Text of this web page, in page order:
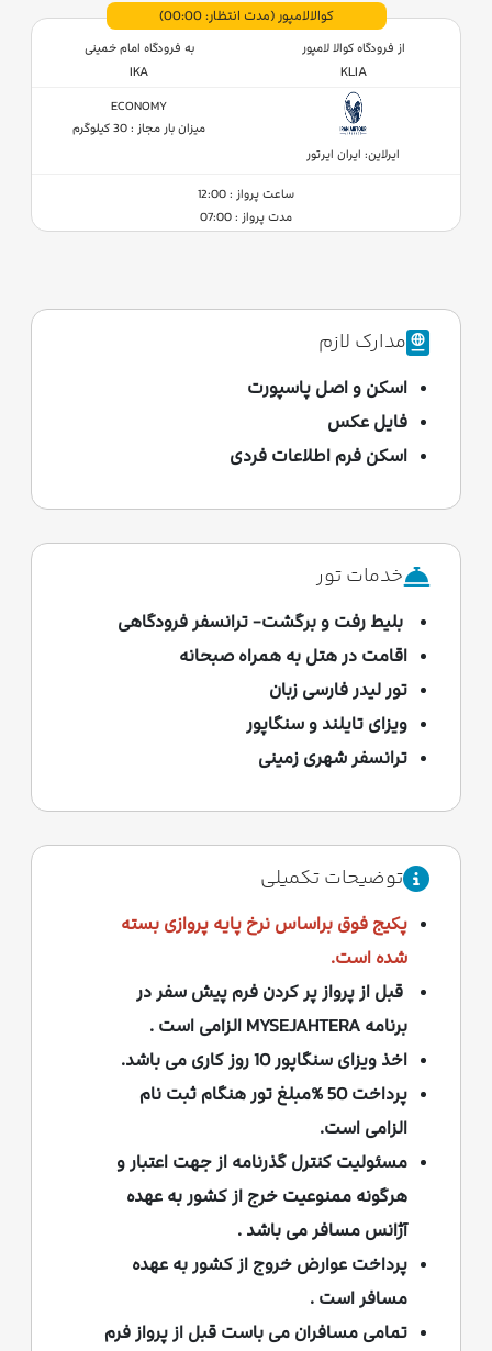
کوالالامپور(مدت انتظار: 00:00)
از فرودگاه کوالا لامپور
KLIA
به فرودگاه امام خمینی
IKA
ایرلاین: ایران ایرتور
ECONOMY
میزان بار مجاز : 30 کیلوگرم
ساعت پرواز : 12:00
مدت پرواز : 07:00
مدارک لازم
اسکن و اصل پاسپورت
فایل عکس
اسکن فرم اطلاعات فردی
خدمات تور
بلیط رفت و برگشت- ترانسفر فرودگاهی
اقامت در هتل به همراه صبحانه
تور لیدر فارسی زبان
ویزای تایلند و سنگاپور
ترانسفر شهری زمینی
توضیحات تکمیلی
پکیج فوق براساس نرخ پایه پروازی بسته
شده است.
قبل از پرواز پر کردن فرم پیش سفر در
برنامه MYSEJAHTERA الزامی است .
اخذ ویزای سنگاپور 10 روز کاری می باشد.
پرداخت 50 %مبلغ تور هنگام ثبت نام
الزامی است.
مسئولیت کنترل گذرنامه از جهت اعتبار و
هرگونه ممنوعیت خرج از کشور به عهده
آژانس مسافر می باشد .
پرداخت عوارض خروج از كشور به عهده
مسافر است .
تمامی مسافران می باست قبل از پرواز فرم